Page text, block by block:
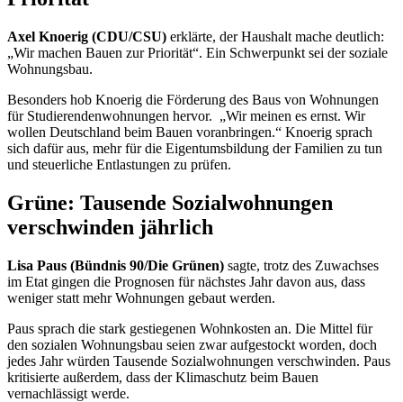
Axel Knoerig (CDU/CSU) erklärte, der Haushalt mache deutlich:
„Wir machen Bauen zur Priorität“. Ein Schwerpunkt sei der soziale
Wohnungsbau.
Besonders hob Knoerig die Förderung des Baus von Wohnungen
für Studierendenwohnungen hervor. „Wir meinen es ernst. Wir
wollen Deutschland beim Bauen voranbringen.“ Knoerig sprach
sich dafür aus, mehr für die Eigentumsbildung der Familien zu tun
und steuerliche Entlastungen zu prüfen.
Grüne: Tausende Sozialwohnungen
verschwinden jährlich
Lisa Paus (Bündnis 90/Die Grünen) sagte, trotz des Zuwachses
im Etat gingen die Prognosen für nächstes Jahr davon aus, dass
weniger statt mehr Wohnungen gebaut werden.
Paus sprach die stark gestiegenen Wohnkosten an. Die Mittel für
den sozialen Wohnungsbau seien zwar aufgestockt worden, doch
jedes Jahr würden Tausende Sozialwohnungen verschwinden. Paus
kritisierte außerdem, dass der Klimaschutz beim Bauen
vernachlässigt werde.